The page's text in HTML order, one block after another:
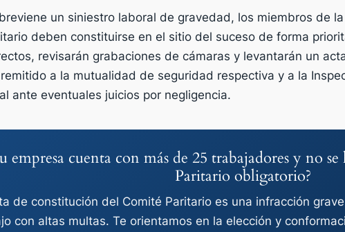
un siniestro laboral de gravedad, los miembros de
deben constituirse en el sitio del suceso de forma
revisarán grabaciones de cámaras y levantarán un
a la mutualidad de seguridad respectiva y a la
ante eventuales juicios por negligencia.
empresa cuenta con más de 25 trabajadores y no
Paritario obligatorio?
de constitución del Comité Paritario es una infracción
con altas multas. Te orientamos en la elección y